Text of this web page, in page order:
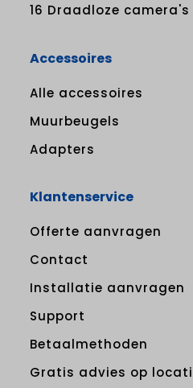
16 Draadloze camera's
Accessoires
Alle accessoires
Muurbeugels
Adapters
Klantenservice
Offerte aanvragen
Contact
Installatie aanvragen
Support
Betaalmethoden
Gratis advies op